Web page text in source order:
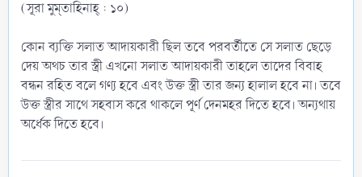
(সূরা মুম্‌তাহিনাহ্ : ১০)
কোন ব্যক্তি সলাত আদায়কারী ছিল তবে পরবর্তীতে সে সলাত ছেড়ে
দেয় অথচ তার স্ত্রী এখনো সলাত আদায়কারী তাহলে তাদের বিবাহ
বন্ধন রহিত বলে গণ্য হবে এবং উক্ত স্ত্রী তার জন্য হালাল হবে না। তবে
উক্ত স্ত্রীর সাথে সহবাস করে থাকলে পূর্ণ দেনমহর দিতে হবে। অন্যথায়
অর্ধেক দিতে হবে।